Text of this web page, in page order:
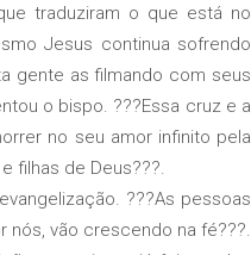
traduziram o que está no
Jesus continua sofrendo
gente as filmando com seus
o bispo. ???Essa cruz e a
no seu amor infinito pela
filhas de Deus???.
???As pessoas
vão crescendo na fé???.